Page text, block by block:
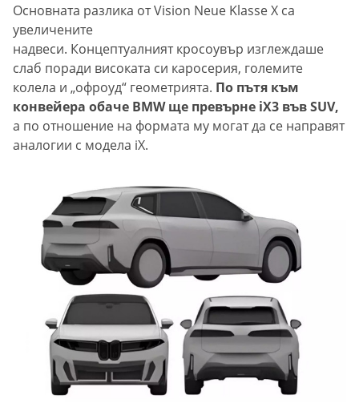
Основната разлика от Vision Neue Klasse X са
увеличените
надвеси. Концептуалният кросоувър изглеждаше
слаб поради високата си каросерия, големите
колела и „офроуд“ геометрията. По пътя към
конвейера обаче BMW ще превърне iX3 във SUV,
а по отношение на формата му могат да се направят
аналогии с модела iX.